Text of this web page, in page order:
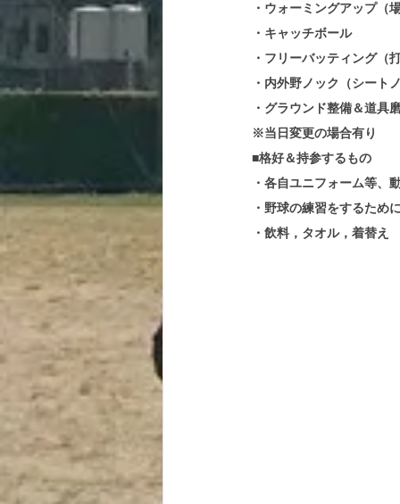
・ウォーミングアップ（
・キャッチボール
・フリーバッティング（
・内外野ノック（シート
・グラウンド整備＆道具
※当日変更の場合有り
■格好＆持参するもの
・各自ユニフォーム等、
・野球の練習をするため
・飲料，タオル，着替え